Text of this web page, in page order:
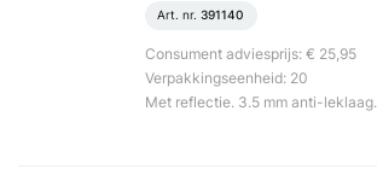
Art. nr. 391140
Consument adviesprijs: € 25,95
Verpakkingseenheid: 20
Met reflectie. 3.5 mm anti-leklaag.